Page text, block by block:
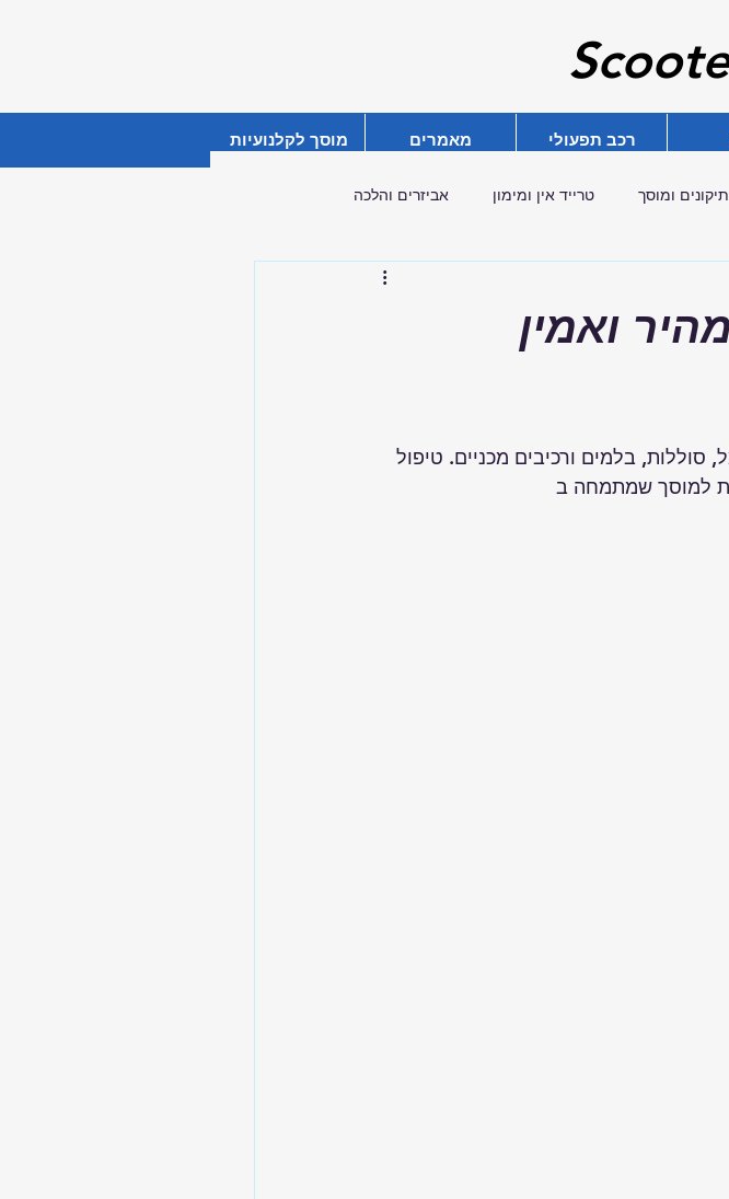
רכב תפעולי מאמרים מוסך לקלנועיות
תיקונים ומוסך טרייד אין ומימון אביזרים והלכה
ואמין
בלמים ורכיבים מכניים. טיפול
למוסך שמתמחה ב